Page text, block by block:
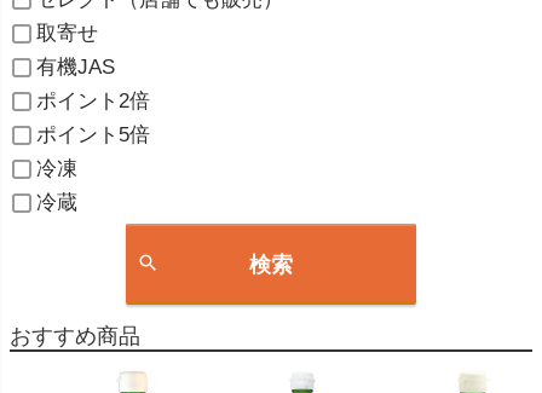
取寄せ
有機JAS
ポイント2倍
ポイント5倍
冷凍
冷蔵
検索
おすすめ商品